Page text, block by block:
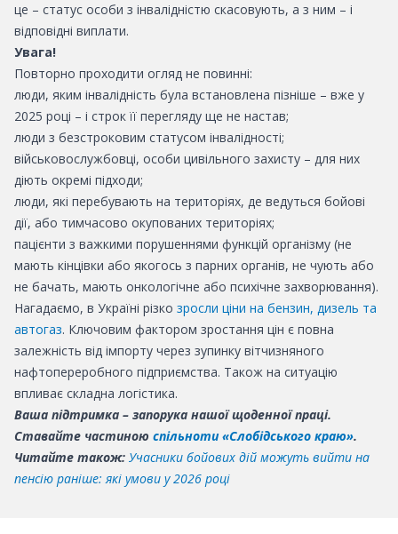
це – статус особи з інвалідністю скасовують, а з ним – і
відповідні виплати.
Увага!
Повторно проходити огляд не повинні:
люди, яким інвалідність була встановлена пізніше – вже у
2025 році – і строк її перегляду ще не настав;
люди з безстроковим статусом інвалідності;
військовослужбовці, особи цивільного захисту – для них
діють окремі підходи;
люди, які перебувають на територіях, де ведуться бойові
дії, або тимчасово окупованих територіях;
пацієнти з важкими порушеннями функцій організму (не
мають кінцівки або якогось з парних органів, не чують або
не бачать, мають онкологічне або психічне захворювання).
Нагадаємо, в Україні різко зросли ціни на бензин, дизель та
автогаз. Ключовим фактором зростання цін є повна
залежність від імпорту через зупинку вітчизняного
нафтопереробного підприємства. Також на ситуацію
впливає складна логістика.
Ваша підтримка – запорука нашої щоденної праці.
Ставайте частиною спільноти «Слобідського краю».
Читайте також: Учасники бойових дій можуть вийти на
пенсію раніше: які умови у 2026 році